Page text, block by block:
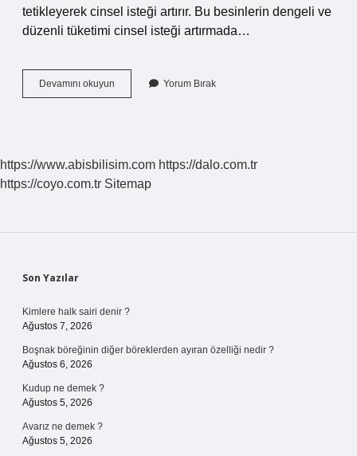
tetikleyerek cinsel isteği artırır. Bu besinlerin dengeli ve
düzenli tüketimi cinsel isteği artırmada…
Devamını okuyun
Iyi
Yorum Bırak
https://www.abisbilisim.com https://dalo.com.tr
https://coyo.com.tr Sitemap
Sidebar
Son Yazılar
Kimlere halk sairi denir ?
Ağustos 7, 2026
Boşnak böreğinin diğer böreklerden ayıran özelliği nedir ?
Ağustos 6, 2026
Kudup ne demek ?
Ağustos 5, 2026
Avarız ne demek ?
Ağustos 5, 2026